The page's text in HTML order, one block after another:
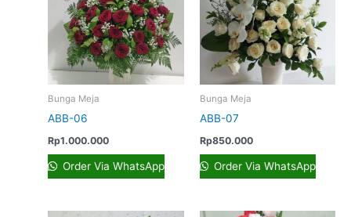
Bunga Meja
ABB-06
Rp1.000.000
Order Via WhatsApp
Bunga Meja
ABB-07
Rp850.000
Order Via WhatsApp